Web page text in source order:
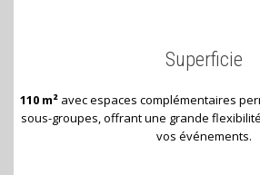
Superficie
110 m² avec espaces complémentaires
sous-groupes, offrant une grande
vos événements.